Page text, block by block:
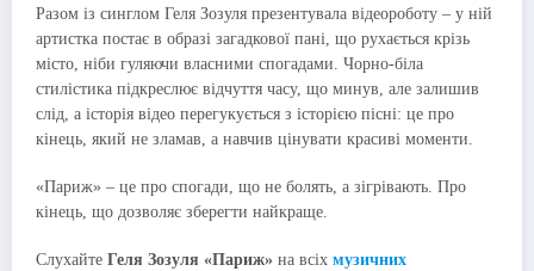
Разом із синглом Геля Зозуля презентувала відеороботу – у ній
артистка постає в образі загадкової пані, що рухається крізь
місто, ніби гуляючи власними спогадами. Чорно-біла
стилістика підкреслює відчуття часу, що минув, але залишив
слід, а історія відео перегукується з історією пісні: це про
кінець, який не зламав, а навчив цінувати красиві моменти.
«Париж» – це про спогади, що не болять, а зігрівають. Про
кінець, що дозволяє зберегти найкраще.
Слухайте Геля Зозуля «Париж» на всіх музичних